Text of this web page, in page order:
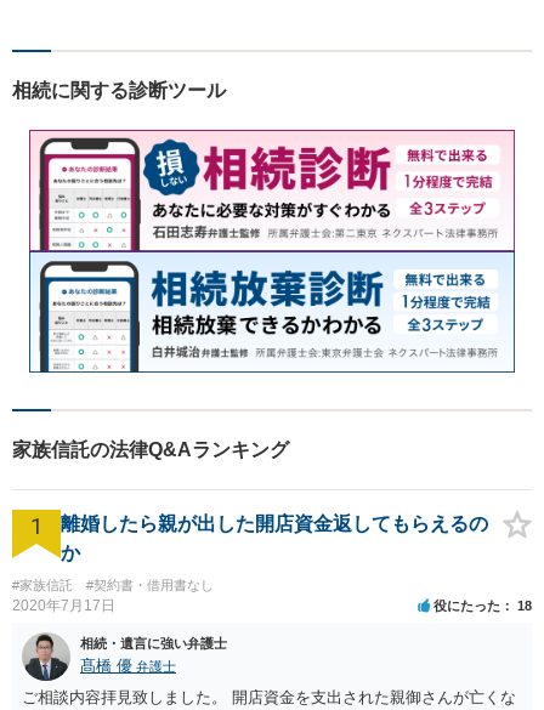
の方の契約関係トラブルまで
ます。お気軽にご相談くださ
い。
相続に関する診断ツール
家族信託の法律Q&Aランキング
1
離婚したら親が出した開店資金返してもらえるの
か
#家族信託 #契約書・借用書なし
2020年7月17日 役にたった 18
相続・遺言に強い弁護士
髙橋 優 弁護士
ご相談内容拝見致しました。 開店資金を支出された親御さんが亡くな